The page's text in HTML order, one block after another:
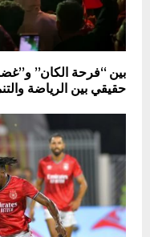
بين “فرحة الكان”
حقيقي بين الرياضة